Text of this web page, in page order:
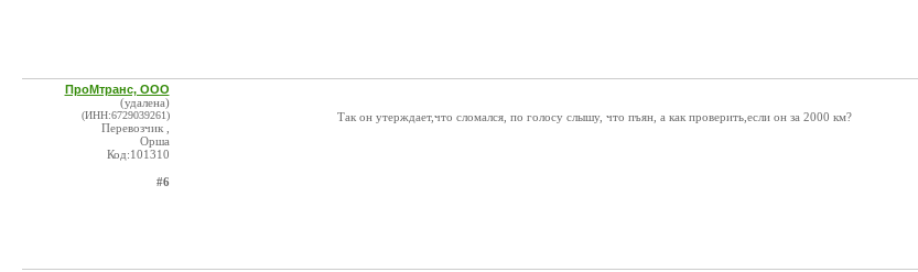
ПроМтранс, ООО
(удалена)
(ИНН:6729039261)
Перевозчик ,
Орша
Код:101310
#6
Так он утерждает,что сломался, по голосу слышу, что пъян, а как проверить,если он за 2000 км?